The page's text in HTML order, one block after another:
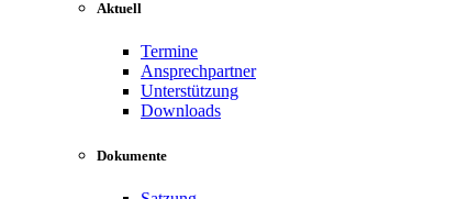
Aktuell
Termine
Ansprechpartner
Unterstützung
Downloads
Dokumente